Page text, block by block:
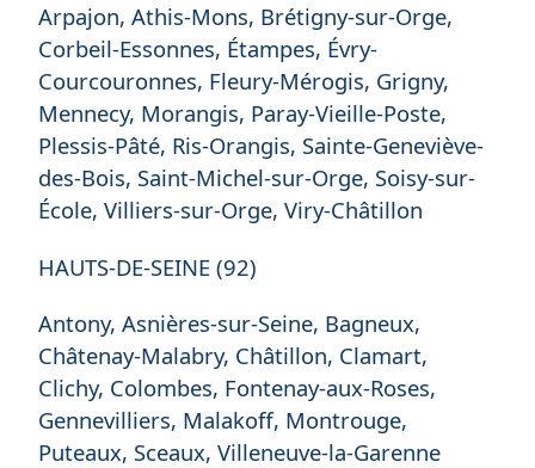
Arpajon, Athis-Mons, Brétigny-sur-Orge,
Corbeil-Essonnes, Étampes, Évry-
Courcouronnes, Fleury-Mérogis, Grigny,
Mennecy, Morangis, Paray-Vieille-Poste,
Plessis-Pâté, Ris-Orangis, Sainte-Geneviève-
des-Bois, Saint-Michel-sur-Orge, Soisy-sur-
École, Villiers-sur-Orge, Viry-Châtillon
HAUTS-DE-SEINE (92)
Antony, Asnières-sur-Seine, Bagneux,
Châtenay-Malabry, Châtillon, Clamart,
Clichy, Colombes, Fontenay-aux-Roses,
Gennevilliers, Malakoff, Montrouge,
Puteaux, Sceaux, Villeneuve-la-Garenne